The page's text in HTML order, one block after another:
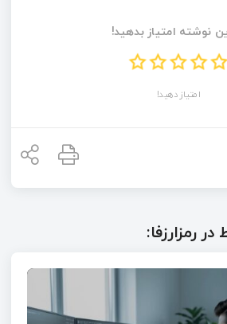
نوشته امتیاز بدهید!
امتیاز دهید!
رمزارزفا: